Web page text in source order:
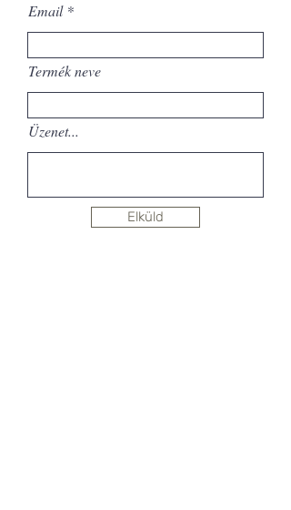
Email
Termék neve
Üzenet...
Elküld